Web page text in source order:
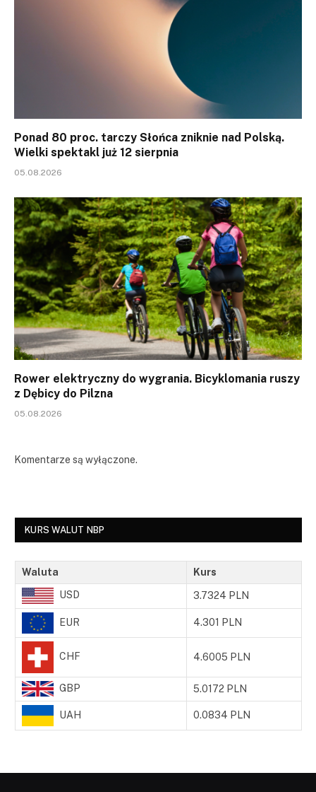
Ponad 80 proc. tarczy Słońca zniknie nad Polską.
Wielki spektakl już 12 sierpnia
05.08.2026
Rower elektryczny do wygrania. Bicyklomania ruszy
z Dębicy do Pilzna
05.08.2026
Komentarze są wyłączone.
KURS WALUT NBP
Waluta Kurs
USD 3.7324 PLN
EUR 4.301 PLN
CHF 4.6005 PLN
GBP 5.0172 PLN
UAH 0.0834 PLN